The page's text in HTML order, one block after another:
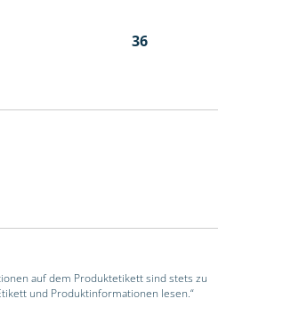
36
auf dem Produktetikett sind stets zu
und Produktinformationen lesen.“